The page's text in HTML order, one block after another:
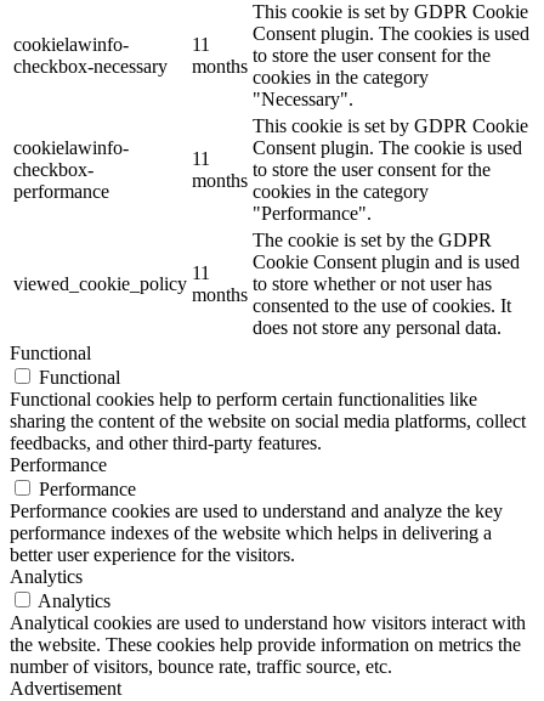
cookielawinfo-
checkbox-necessary
11
months
This cookie is set by GDPR Cookie
Consent plugin. The cookies is used
to store the user consent for the
cookies in the category
"Necessary".
cookielawinfo-
checkbox-
performance
11
months
This cookie is set by GDPR Cookie
Consent plugin. The cookie is used
to store the user consent for the
cookies in the category
"Performance".
viewed_cookie_policy
11
months
The cookie is set by the GDPR
Cookie Consent plugin and is used
to store whether or not user has
consented to the use of cookies. It
does not store any personal data.
Functional
Functional
Functional cookies help to perform certain functionalities like
sharing the content of the website on social media platforms, collect
feedbacks, and other third-party features.
Performance
Performance
Performance cookies are used to understand and analyze the key
performance indexes of the website which helps in delivering a
better user experience for the visitors.
Analytics
Analytics
Analytical cookies are used to understand how visitors interact with
the website. These cookies help provide information on metrics the
number of visitors, bounce rate, traffic source, etc.
Advertisement